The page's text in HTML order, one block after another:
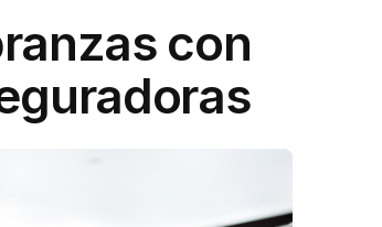
con